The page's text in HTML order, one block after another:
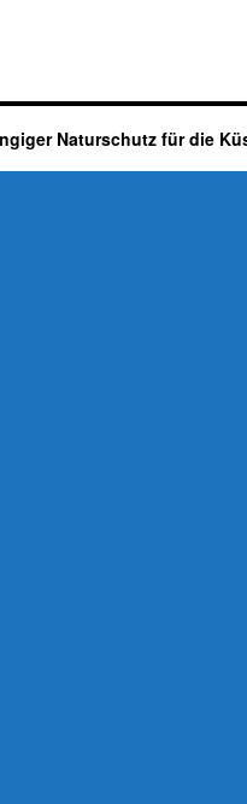
Naturschutz für die